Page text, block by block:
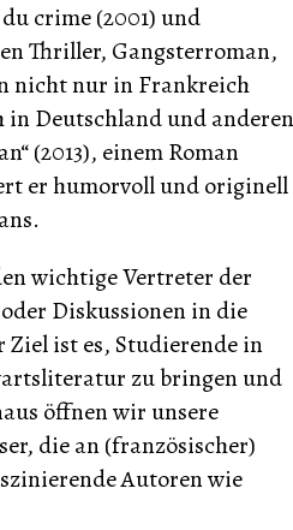
crime (2001) und
Thriller, Gangsterroman,
nicht nur in Frankreich
Deutschland und anderen
(2013), einem Roman
er humorvoll und originell
wichtige Vertreter der
Diskussionen in die
ist es, Studierende in
zu bringen und
öffnen wir unsere
die an (französischer)
Autoren wie